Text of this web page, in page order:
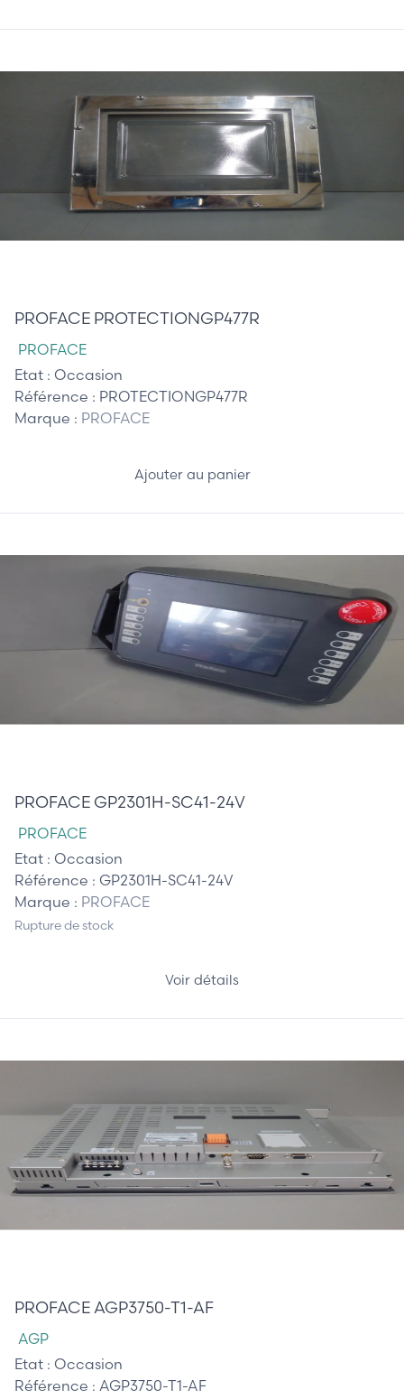
PROFACE PROTECTIONGP477R
PROFACE
Etat : Occasion
Référence : PROTECTIONGP477R
Marque : PROFACE
Ajouter au panier
PROFACE GP2301H-SC41-24V
PROFACE
Etat : Occasion
Référence : GP2301H-SC41-24V
Marque : PROFACE
Rupture de stock
Voir détails
PROFACE AGP3750-T1-AF
AGP
Etat : Occasion
Référence : AGP3750-T1-AF